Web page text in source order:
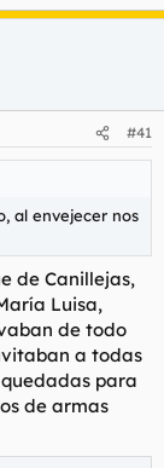
#41
al envejecer nos
de Canillejas,
Luisa,
de todo
a todas
para
de armas